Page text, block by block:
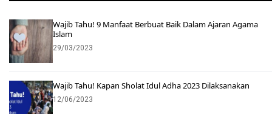
Wajib Tahu! 9 Manfaat Berbuat Baik Dalam Ajaran Agama
Islam
29/03/2023
Wajib Tahu! Kapan Sholat Idul Adha 2023 Dilaksanakan
12/06/2023